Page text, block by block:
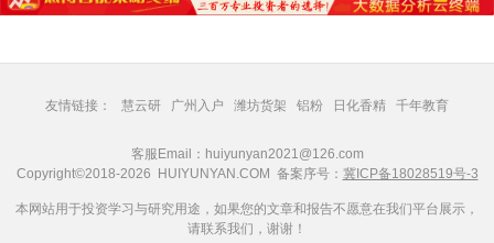
友情链接： 慧云研 广州入户 潍坊货架 铝粉 日化香精 千年教育
客服Email：huiyunyan2021@126.com
Copyright©2018-2026 HUIYUNYAN.COM 备案序号： 冀ICP备18028519号-3
本网站用于投资学习与研究用途，如果您的文章和报告不愿意在我们平台展示，
请联系我们，谢谢！